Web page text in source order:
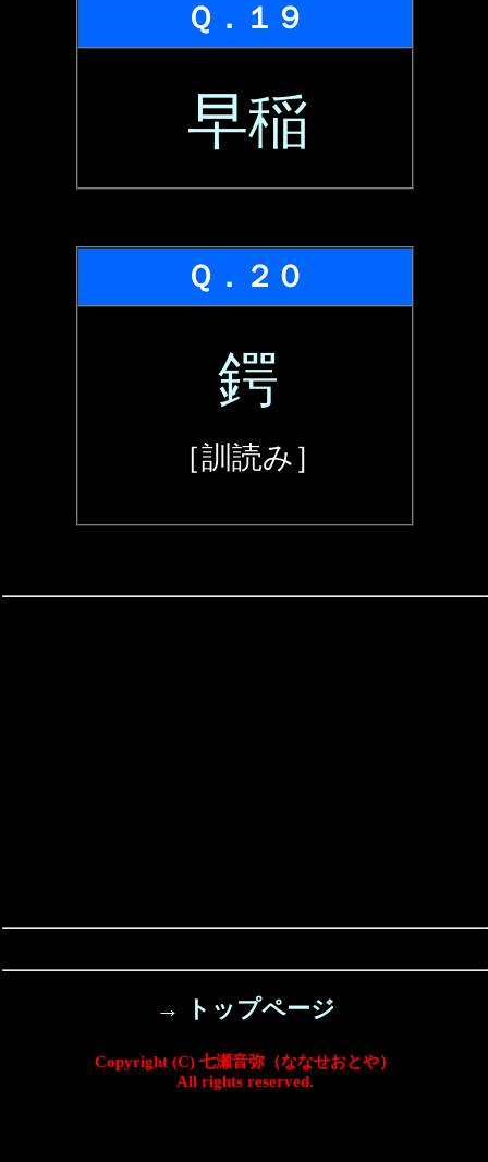
Ｑ．１９
早稲
Ｑ．２０
鍔
［訓読み］
→ トップページ
Copyright (C) 七瀬音弥（ななせおとや）
All rights reserved.